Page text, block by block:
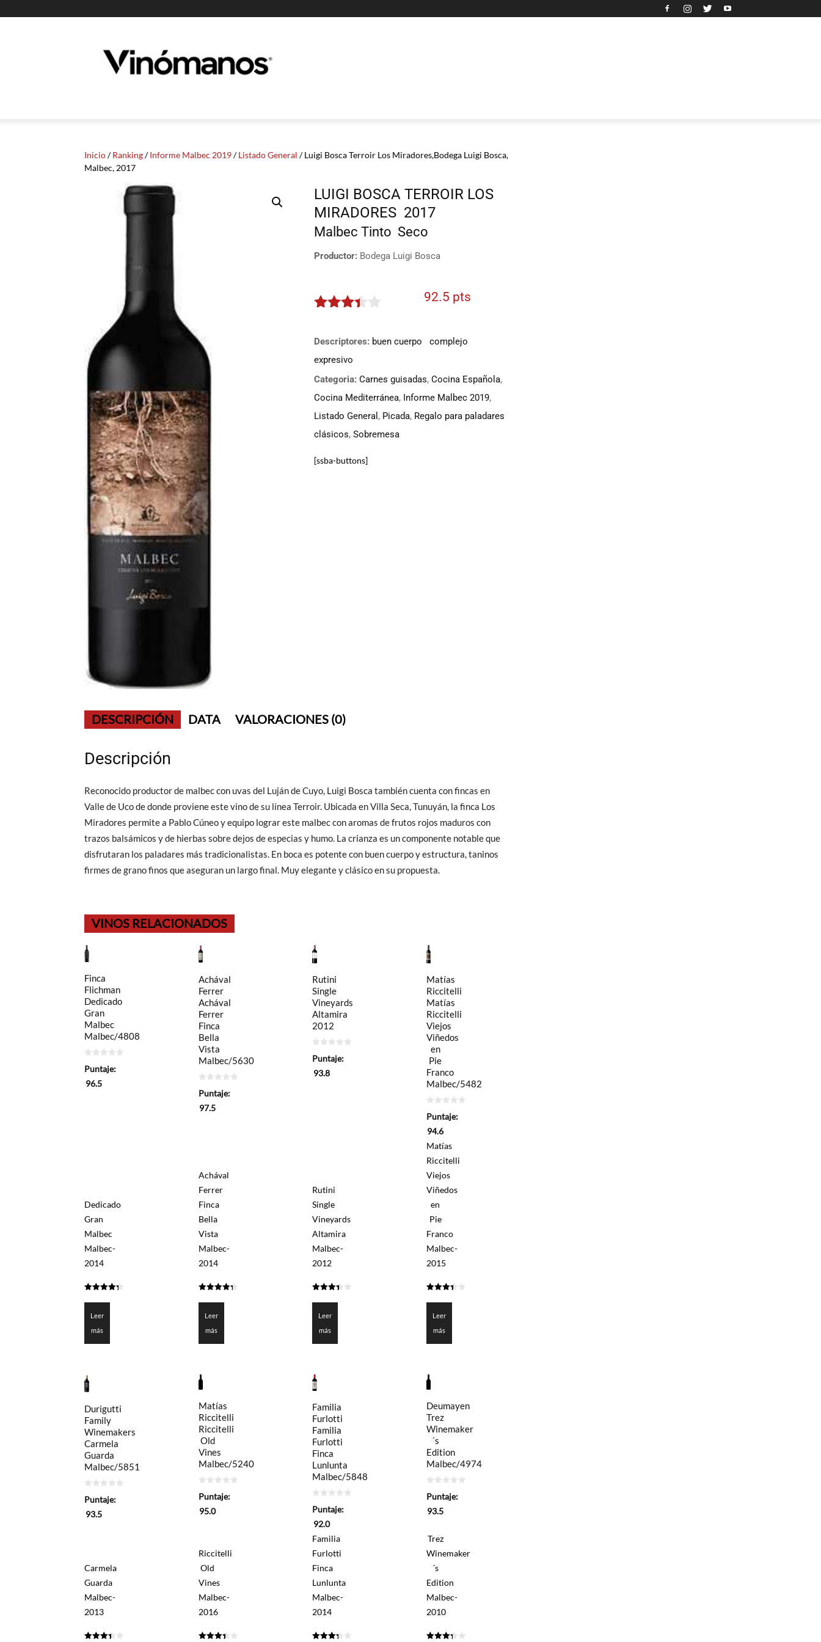
Vinomanos
Inicio/Ranking/Informe Malbec 2019/Listado General / Luigi Bosca Terroir Los Miradores,Bodega Luigi Bosca,
Malbec, 2017
LUIGI BOSCA TERROIR LOS
MIRADORES 2017
Malbec Tinto Seco
Productor: Bodega Luigi Bosca
92.5 pts
Descriptores: buen cuerpo
complejo
expresivo
Categoria: Carnes guisadas, Cocina Española,
Cocina Mediterránea, Informe Malbec 2019,
Listado General , Picada, Regalo para paladares
clásicos, Sobremesa
[ssba-buttons]
DESCRIPCIÓN DATA VALORACIONES (0)
Descripción
Reconocido productor de malbec con uvas del Luján de Cuyo, Luigi Bosca también cuenta con fincas en
Valle de Uco de donde proviene este vino de su línea Terroir. Ubicada en Villa Seca, Tunuyán, la finca Los
Miradores permite a Pablo Cúneo y equipo lograr este malbec con aromas de frutos rojos maduros con
trazos balsámicos y de hierbas sobre dejos de especias y humo. La crianza es un componente notable que
disfrutaran los paladares más tradicionalistas. En boca es potente con buen cuerpo y estructura, taninos
firmes de grano finos que aseguran un largo final. Muy elegante y clásico en su propuesta.
VINOS RELACIONADOS
Finca
Flichman
Dedicado
Gran
Malbec
Malbec/4808
de
Puntaje:
96.5
Dedicado
Gran
Malbec
Malbec-
2014
de 5
Leer
más
Achával
Ferrer
Achával
Ferrer
Finca
Bella
Vista
Malbec/5630
de
Puntaje:
97.5
Achával
Ferrer
Finca
Bella
Vista
Malbec-
2014
de 5
Leer
más
Rutini
Single
Vineyards
Altamira
2012
de
Puntaje:
93.8
Rutini
Single
Vineyards
Altamira
Malbec-
2012
de 5
Leer
más
Matías
Riccitelli
Matías
Riccitelli
Viejos
Viñedos
en
Pie
Franco
Malbec/5482
de
Puntaje:
94.6
Matías
Riccitelli
Viejos
Viñedos
en
Pie
Franco
Malbec-
2015
de 5
Leer
más
Durigutti
Family
Winemakers
Carmela
Guarda
Malbec/5851
de
Puntaje:
93.5
Carmela
Guarda
Malbec-
2013
Matías
Riccitelli
Riccitelli
Old
Vines
Malbec/5240
de
Puntaje:
95.0
Riccitelli
Old
Vines
Malbec-
2016
Familia
Furlotti
Familia
Furlotti
Finca
Lunlunta
Malbec/5848
de
Puntaje:
92.0
Familia
Furlotti
Finca
Lunlunta
Malbec-
2014
Deumayen
Trez
Winemaker
´s
Edition
Malbec/4974
de
Puntaje:
93.5
Trez
Winemaker
´s
Edition
Malbec-
2010